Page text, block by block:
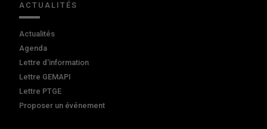
ACTUALITÉS
Actualités
Agenda
Lettre d'information
Lettre GEMAPI
Lettre PTGE
Proposer un événement